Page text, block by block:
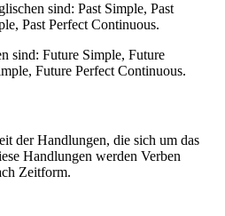
sind: Past Simple, Past
Past Perfect Continuous.
sind: Future Simple, Future
Future Perfect Continuous.
der Handlungen, die sich um das
Handlungen werden Verben
Zeitform.